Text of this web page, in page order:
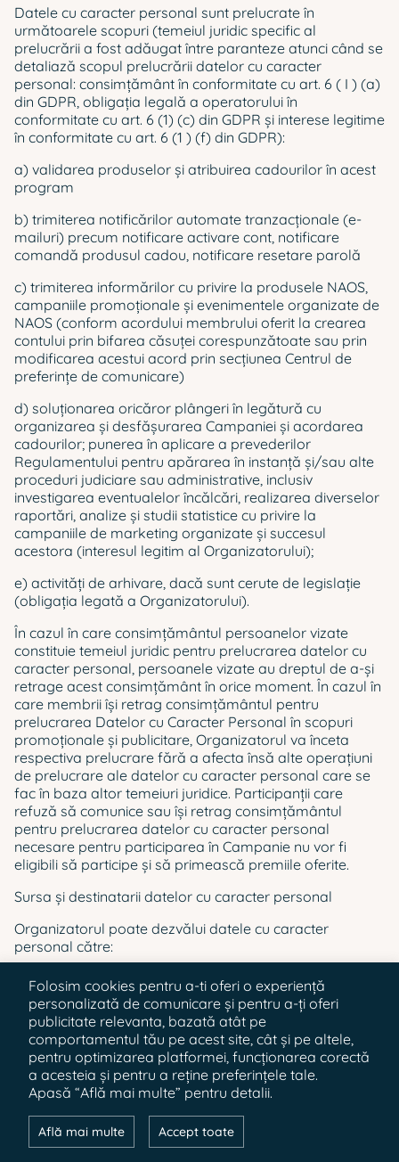
Datele cu caracter personal sunt prelucrate în
următoarele scopuri (temeiul juridic specific al
prelucrării a fost adăugat între paranteze atunci când se
detaliază scopul prelucrării datelor cu caracter
personal: consimțământ în conformitate cu art. 6 ( I ) (a)
din GDPR, obligația legală a operatorului în
conformitate cu art. 6 (1) (c) din GDPR şi interese legitime
în conformitate cu art. 6 (1 ) (f) din GDPR):
a) validarea produselor și atribuirea cadourilor în acest
program
b) trimiterea notificărilor automate tranzacționale (e-
mailuri) precum notificare activare cont, notificare
comandă produsul cadou, notificare resetare parolă
c) trimiterea informărilor cu privire la produsele NAOS,
campaniile promoționale și evenimentele organizate de
NAOS (conform acordului membrului oferit la crearea
contului prin bifarea căsuței corespunzătoate sau prin
modificarea acestui acord prin secțiunea Centrul de
preferințe de comunicare)
d) soluţionarea oricăror plângeri în legătură cu
organizarea şi desfăşurarea Campaniei şi acordarea
cadourilor; punerea în aplicare a prevederilor
Regulamentului pentru apărarea în instanță şi/sau alte
proceduri judiciare sau administrative, inclusiv
investigarea eventualelor încălcări, realizarea diverselor
raportări, analize şi studii statistice cu privire la
campaniile de marketing organizate şi succesul
acestora (interesul legitim al Organizatorului);
e) activități de arhivare, dacă sunt cerute de legislaţie
(obligaţia legată a Organizatorului).
În cazul în care consimțământul persoanelor vizate
constituie temeiul juridic pentru prelucrarea datelor cu
caracter personal, persoanele vizate au dreptul de a-şi
retrage acest consimțământ în orice moment. În cazul în
care membrii îşi retrag consimțământul pentru
prelucrarea Datelor cu Caracter Personal în scopuri
promoționale şi publicitare, Organizatorul va înceta
respectiva prelucrare fără a afecta însă alte operațiuni
de prelucrare ale datelor cu caracter personal care se
fac în baza altor temeiuri juridice. Participanții care
refuză să comunice sau îşi retrag consimțământul
pentru prelucrarea datelor cu caracter personal
necesare pentru participarea în Campanie nu vor fi
eligibili să participe şi să primească premiile oferite.
Sursa şi destinatarii datelor cu caracter personal
Organizatorul poate dezvălui datele cu caracter
personal către:
• partenerii săi, acționând fie ca operatori, fie ca
persoane împuternicite, notarilor publici / avocaţilor
desemnați să acorde asistență pentru organizarea şi
desfăşurarea Campaniei;
• furnizori ai serviciilor aferente activităţilor de
marketing - agenții de marketing, societăți de furnizare
a serviciilor de e-mail marketing;
• furnizori de servicii de curierat, telefonie mobilă,
Folosim cookies pentru a-ti oferi o experiență
personalizată de comunicare și pentru a-ți oferi
publicitate relevanta, bazată atât pe
comportamentul tău pe acest site, cât și pe altele,
pentru optimizarea platformei, funcționarea corectă
a acesteia și pentru a reține preferințele tale.
Apasă “Află mai multe” pentru detalii.
Află mai multe Accept toate